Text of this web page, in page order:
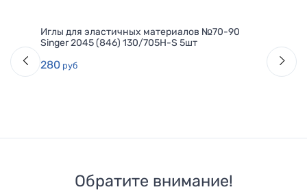
Иглы для эластичных материалов №70-90
Singer 2045 (846) 130/705H-S 5шт
280 руб
Обратите внимание!